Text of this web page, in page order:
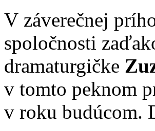
V záverečnej
spoločnosti
dramaturgičke
v tomto peknom
v roku budúcom.